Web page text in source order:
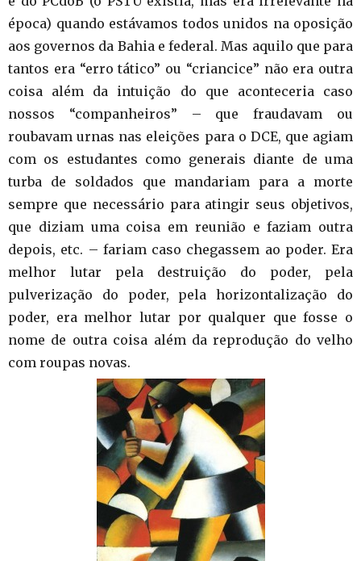
época) quando estávamos todos unidos na oposição
aos governos da Bahia e federal. Mas aquilo que para
tantos era “erro tático” ou “criancice” não era outra
coisa além da intuição do que aconteceria caso
nossos “companheiros” – que fraudavam ou
roubavam urnas nas eleições para o DCE, que agiam
com os estudantes como generais diante de uma
turba de soldados que mandariam para a morte
sempre que necessário para atingir seus objetivos,
que diziam uma coisa em reunião e faziam outra
depois, etc. – fariam caso chegassem ao poder. Era
melhor lutar pela destruição do poder, pela
pulverização do poder, pela horizontalização do
poder, era melhor lutar por qualquer que fosse o
nome de outra coisa além da reprodução do velho
com roupas novas.